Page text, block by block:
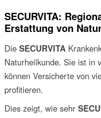
SECURVITA:
Erstattung von
Die SECURVITA
Naturheilkunde. Sie ist in
können Versicherte von
profitieren.
Dies zeigt, wie sehr